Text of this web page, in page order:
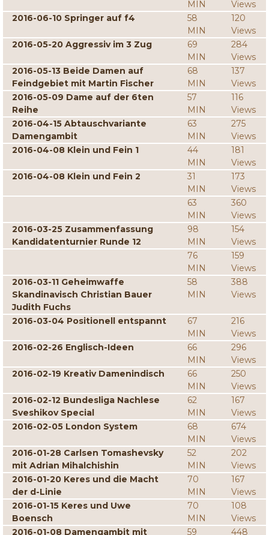
MIN
Views
2016-06-10 Springer auf f4
58
MIN
120
Views
2016-05-20 Aggressiv im 3 Zug
69
MIN
284
Views
2016-05-13 Beide Damen auf
Feindgebiet mit Martin Fischer
68
MIN
137
Views
2016-05-09 Dame auf der 6ten
Reihe
57
MIN
116
Views
2016-04-15 Abtauschvariante
Damengambit
63
MIN
275
Views
2016-04-08 Klein und Fein 1
44
MIN
181
Views
2016-04-08 Klein und Fein 2
31
MIN
173
Views
63
MIN
360
Views
2016-03-25 Zusammenfassung
Kandidatenturnier Runde 12
98
MIN
154
Views
76
MIN
159
Views
2016-03-11 Geheimwaffe
Skandinavisch Christian Bauer
Judith Fuchs
58
MIN
388
Views
2016-03-04 Positionell entspannt
67
MIN
216
Views
2016-02-26 Englisch-Ideen
66
MIN
296
Views
2016-02-19 Kreativ Damenindisch
66
MIN
250
Views
2016-02-12 Bundesliga Nachlese
Sveshikov Special
62
MIN
167
Views
2016-02-05 London System
68
MIN
674
Views
2016-01-28 Carlsen Tomashevsky
mit Adrian Mihalchishin
52
MIN
202
Views
2016-01-20 Keres und die Macht
der d-Linie
70
MIN
167
Views
2016-01-15 Keres und Uwe
Boensch
70
MIN
108
Views
2016-01-08 Damengambit mit
59 448